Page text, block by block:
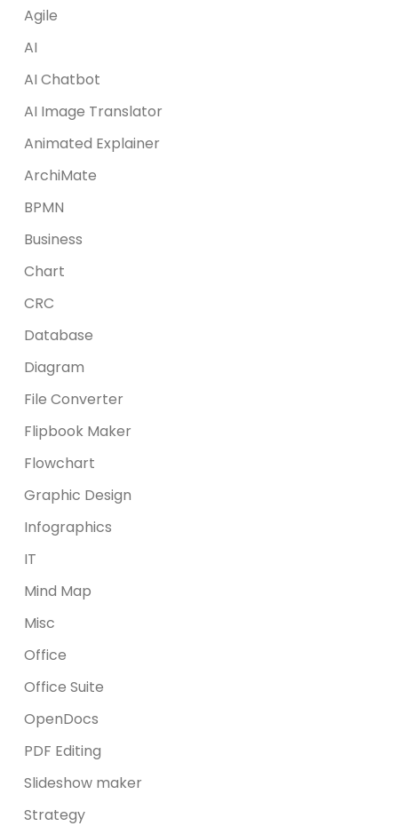
Agile
AI
AI Chatbot
AI Image Translator
Animated Explainer
ArchiMate
BPMN
Business
Chart
CRC
Database
Diagram
File Converter
Flipbook Maker
Flowchart
Graphic Design
Infographics
IT
Mind Map
Misc
Office
Office Suite
OpenDocs
PDF Editing
Slideshow maker
Strategy